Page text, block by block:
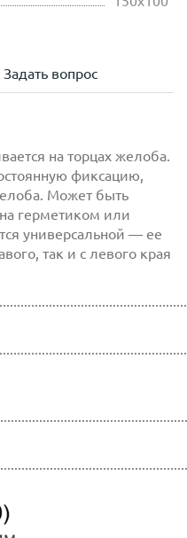
Задать вопрос
на торцах желоба.
фиксацию,
Может быть
герметиком или
универсальной — ее
так и с левого края